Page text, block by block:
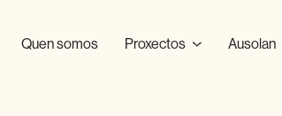
Quen somos Proxectos Ausolan